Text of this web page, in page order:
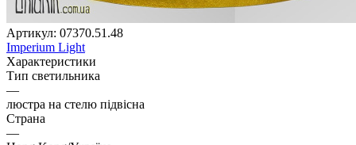
Артикул: 07370.51.48
Imperium Light
Характеристики
Тип светильника
—
люстра на стелю підвісна
Страна
—